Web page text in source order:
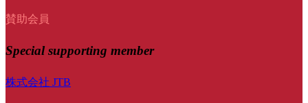
賛助会員
Specialsupporting member
株式会社 JTB